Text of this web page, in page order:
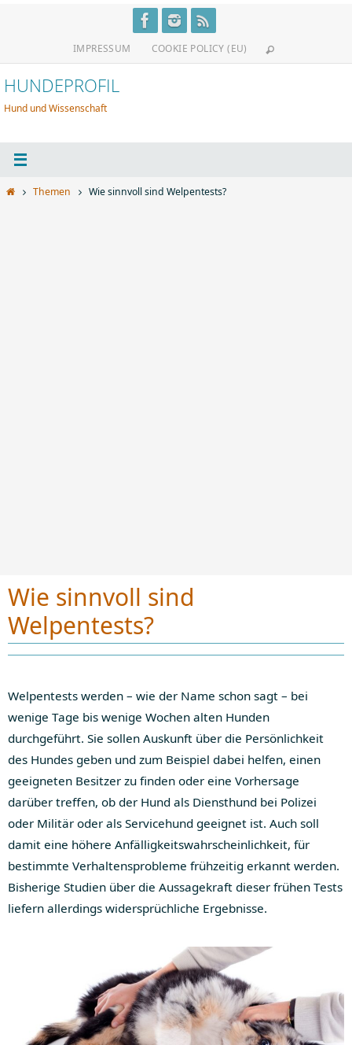
IMPRESSUM COOKIE POLICY (EU)
HUNDEPROFIL
Hund und Wissenschaft
StartThemen Wie sinnvoll sind Welpentests?
Wie sinnvoll sind
Welpentests?
Welpentests werden – wie der Name schon sagt – bei
wenige Tage bis wenige Wochen alten Hunden
durchgeführt. Sie sollen Auskunft über die Persönlichkeit
des Hundes geben und zum Beispiel dabei helfen, einen
geeigneten Besitzer zu finden oder eine Vorhersage
darüber treffen, ob der Hund als Diensthund bei Polizei
oder Militär oder als Servicehund geeignet ist. Auch soll
damit eine höhere Anfälligkeitswahrscheinlichkeit, für
bestimmte Verhaltensprobleme frühzeitig erkannt werden.
Bisherige Studien über die Aussagekraft dieser frühen Tests
liefern allerdings widersprüchliche Ergebnisse.